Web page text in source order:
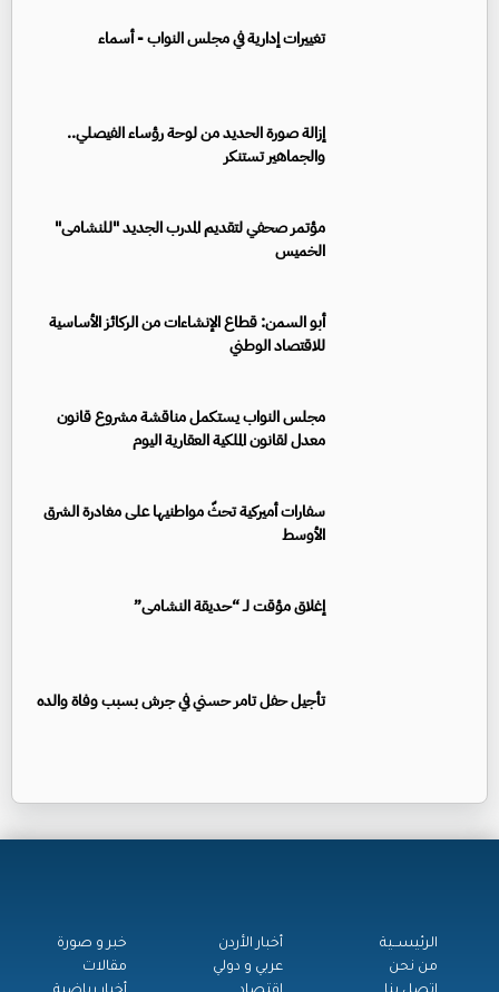
تغييرات إدارية في مجلس النواب - أسماء
إزالة صورة الحديد من لوحة رؤساء الفيصلي..
والجماهير تستنكر
مؤتمر صحفي لتقديم المدرب الجديد "للنشامى"
الخميس
أبو السمن: قطاع الإنشاءات من الركائز الأساسية
للاقتصاد الوطني
مجلس النواب يستكمل مناقشة مشروع قانون
معدل لقانون الملكية العقارية اليوم
سفارات أميركية تحثّ مواطنيها على مغادرة الشرق
الأوسط
إغلاق مؤقت لـ “حديقة النشامى”
تأجيل حفل تامر حسني في جرش بسبب وفاة والده
الرئيســية
من نحن
أخبار الأردن
عربي و دولي
خبر و صورة
مقالات